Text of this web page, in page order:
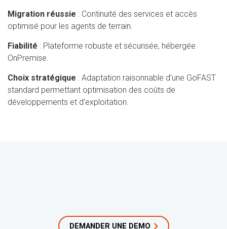
Migration réussie : Continuité des services et accès
optimisé pour les agents de terrain.
Fiabilité : Plateforme robuste et sécurisée, hébergée
OnPremise.
Choix stratégique : Adaptation raisonnable d’une GoFAST
standard permettant optimisation des coûts de
développements et d’exploitation.
DEMANDER UNE DEMO